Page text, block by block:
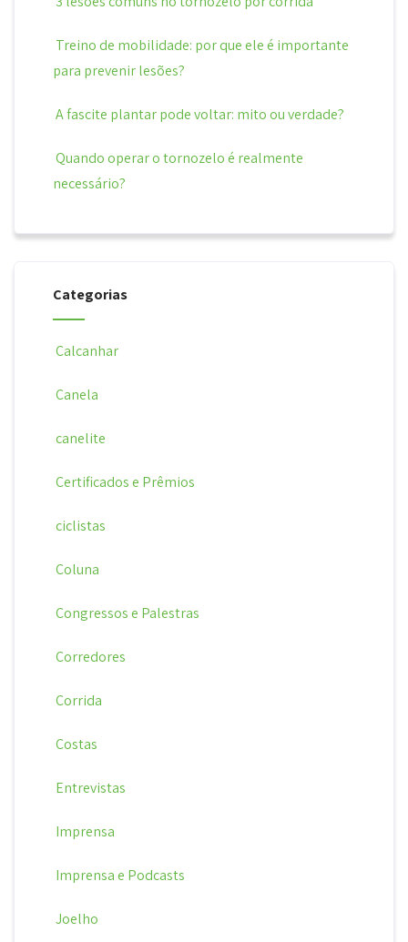
Treino de mobilidade: por que ele é importante
para prevenir lesões?
A fascite plantar pode voltar: mito ou verdade?
Quando operar o tornozelo é realmente
necessário?
Categorias
Calcanhar
Canela
canelite
Certificados e Prêmios
ciclistas
Coluna
Congressos e Palestras
Corredores
Corrida
Costas
Entrevistas
Imprensa
Imprensa e Podcasts
Joelho